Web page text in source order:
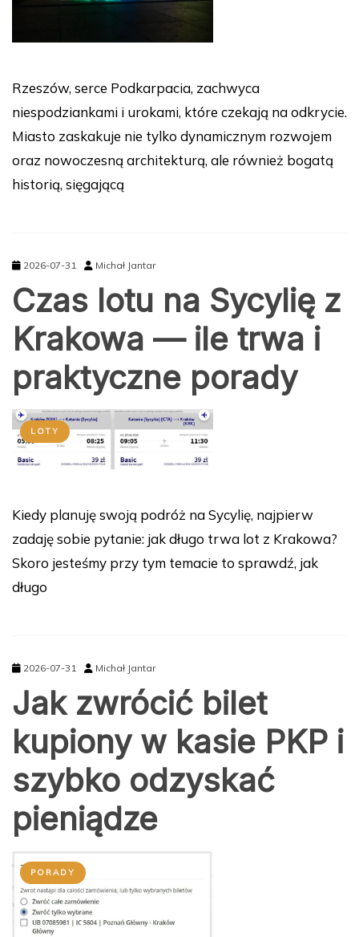
niespodziankami i urokami, które czekają na odkrycie.
Miasto zaskakuje nie tylko dynamicznym rozwojem
oraz nowoczesną architekturą, ale również bogatą
historią, sięgającą
Czas lotu na Sycylię z
Krakowa — ile trwa i
praktyczne porady
LOTY
zadaję sobie pytanie: jak długo trwa lot z Krakowa?
Skoro jesteśmy przy tym temacie to sprawdź, jak
długo
Jak zwrócić bilet
kupiony w kasie PKP i
szybko odzyskać
pieniądze
PORADY